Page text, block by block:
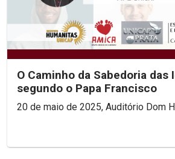
O Caminho da Sabedoria das
segundo o Papa Francisco
20 de maio de 2025, Auditório Dom